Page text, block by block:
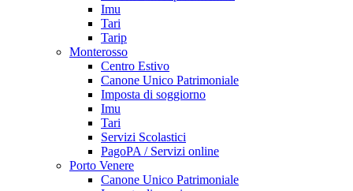
Imu
Tari
Tarip
Monterosso
Centro Estivo
Canone Unico Patrimoniale
Imposta di soggiorno
Imu
Tari
Servizi Scolastici
PagoPA / Servizi online
Porto Venere
Canone Unico Patrimoniale